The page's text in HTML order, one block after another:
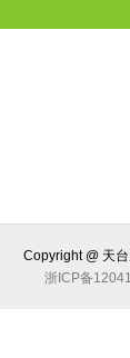
Copyright @ 天
浙ICP备